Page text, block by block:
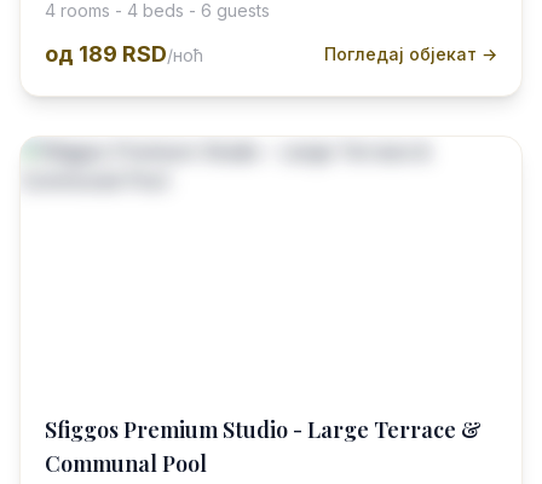
4 rooms - 4 beds - 6 guests
од 189 RSD/ноћ Погледај објекат →
Sfiggos Premium Studio - Large Terrace &
Communal Pool